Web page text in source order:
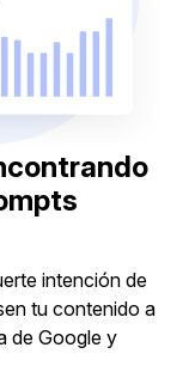
intención de
tu contenido a
de Google y